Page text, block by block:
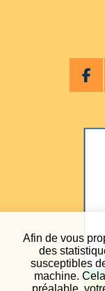
Afin de vous
des
susceptibles
machine.
préalable,